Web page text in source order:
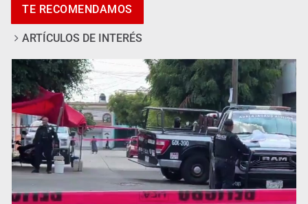
Mujer resulta lesionada tras ataque de pitbull en
Zapopan
TE RECOMENDAMOS
ARTÍCULOS DE INTERÉS